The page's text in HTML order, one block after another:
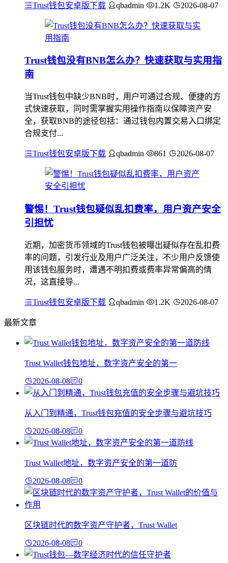
Trust钱包安卓版下载 qbadmin 1.2K 2026-08-07
Trust钱包没有BNB怎么办？快速获取与实用指
南
当Trust钱包中缺少BNB时，用户可通过合规、便捷的方
式快速获取，同时需掌握实用操作指南以保障资产安
全，获取BNB的途径包括：通过钱包内置交易入口绑定
合规支付...
Trust钱包安卓版下载 qbadmin 861 2026-08-07
警惕！Trust钱包疑似乱扣费率，用户资产安全
引担忧
近期，加密货币领域的Trust钱包被曝出疑似存在乱扣费
率的问题，引发行业及用户广泛关注，不少用户反馈使
用该钱包服务时，遭遇不明扣费或费率异常偏高的情
况，这直接导...
Trust钱包安卓版下载 qbadmin 1.2K 2026-08-07
最新文章
Trust Wallet钱包地址，数字资产安全的第一
2026-08-08 0
从入门到精通，Trust钱包充值的安全步骤与避坑技巧
2026-08-08 0
Trust Wallet地址，数字资产安全的第一道防
2026-08-08 0
区块链时代的数字资产守护者，Trust Wallet
2026-08-08 0